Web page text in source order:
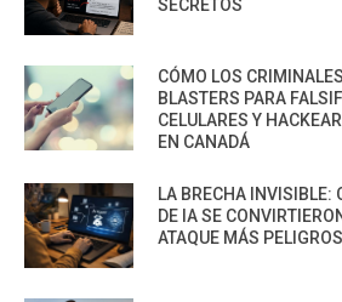
SECRETOS
CÓMO LOS
BLASTERS PARA
CELULARES Y
EN CANADÁ
LA BRECHA INVISIBLE:
DE IA SE
ATAQUE MÁS